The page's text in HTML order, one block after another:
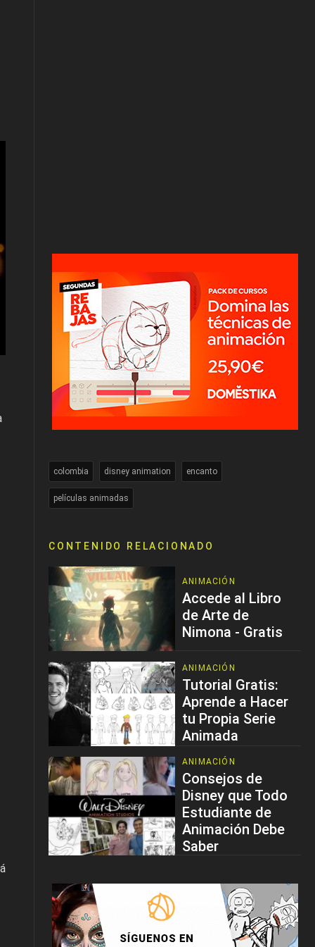
colombia disney animation encanto
películas animadas
CONTENIDO RELACIONADO
ANIMACIÓN
Accede al Libro
de Arte de
Nimona - Gratis
ANIMACIÓN
Tutorial Gratis:
Aprende a Hacer
tu Propia Serie
Animada
ANIMACIÓN
Consejos de
Disney que Todo
Estudiante de
Animación Debe
Saber